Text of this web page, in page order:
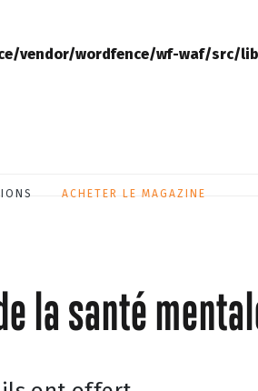
vendor/wordfence/wf-waf/src/
ACHETER LE MAGAZINE
la santé